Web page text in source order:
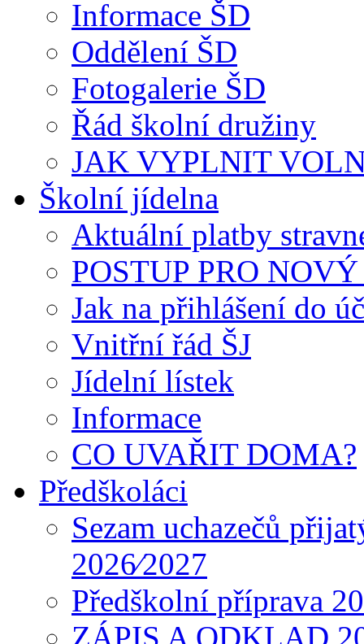
Informace ŠD
Oddělení ŠD
Fotogalerie ŠD
Řád školní družiny
JAK VYPLNIT
Školní jídelna
Aktuální platby
POSTUP PRO
Jak na přihlášení do
Vnitřní řád ŠJ
Jídelní lístek
Informace
CO UVAŘIT DOMA?
Předškoláci
Sezam uchazečů
2026⁄2027
Předškolní příprava
ZÁPIS A ODKLAD